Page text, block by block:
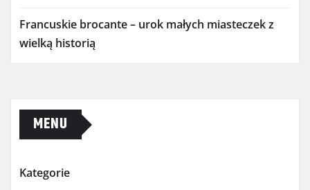
Francuskie brocante – urok małych miasteczek z
wielką historią
MENU
Kategorie